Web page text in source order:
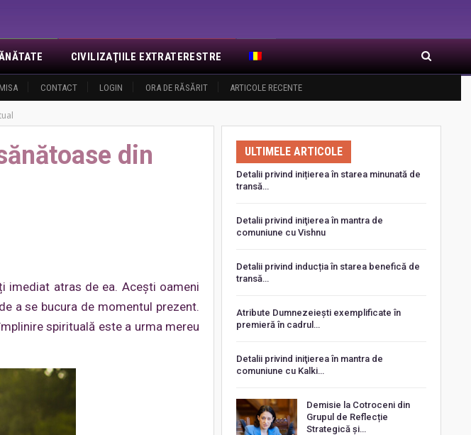
MISA CONTACT LOGIN ORA DE RĂSĂRIT ARTICOLE RECENTE
CIVILIZAŢIILE EXTRATERESTRE
din
imediat atras de ea. Aceşti oameni
a se bucura de momentul prezent.
spirituală este a urma mereu
ULTIMELE ARTICOLE
Detalii privind inițierea în starea minunată de
transă…
Detalii privind iniţierea în mantra de
comuniune cu Vishnu
Detalii privind inducția în starea benefică de
transă…
Atribute Dumnezeiești exemplificate în
premieră în cadrul…
Detalii privind iniţierea în mantra de
comuniune cu Kalki…
Demisie la Cotroceni din
Grupul de Reflecție
Strategică și…